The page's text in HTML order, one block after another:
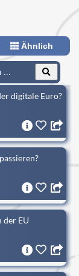
Ähnlich
digitale Euro?
EU